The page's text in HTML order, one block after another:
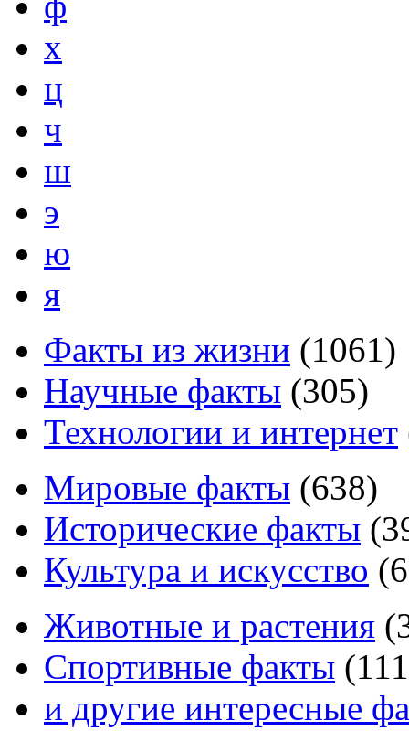
х
ц
ч
ш
э
ю
я
Факты из жизни (1061)
Научные факты (305)
Технологии и интернет
Мировые факты (638)
Исторические факты (
Культура и искусство (
Животные и растения (
Спортивные факты (111
и другие интересные